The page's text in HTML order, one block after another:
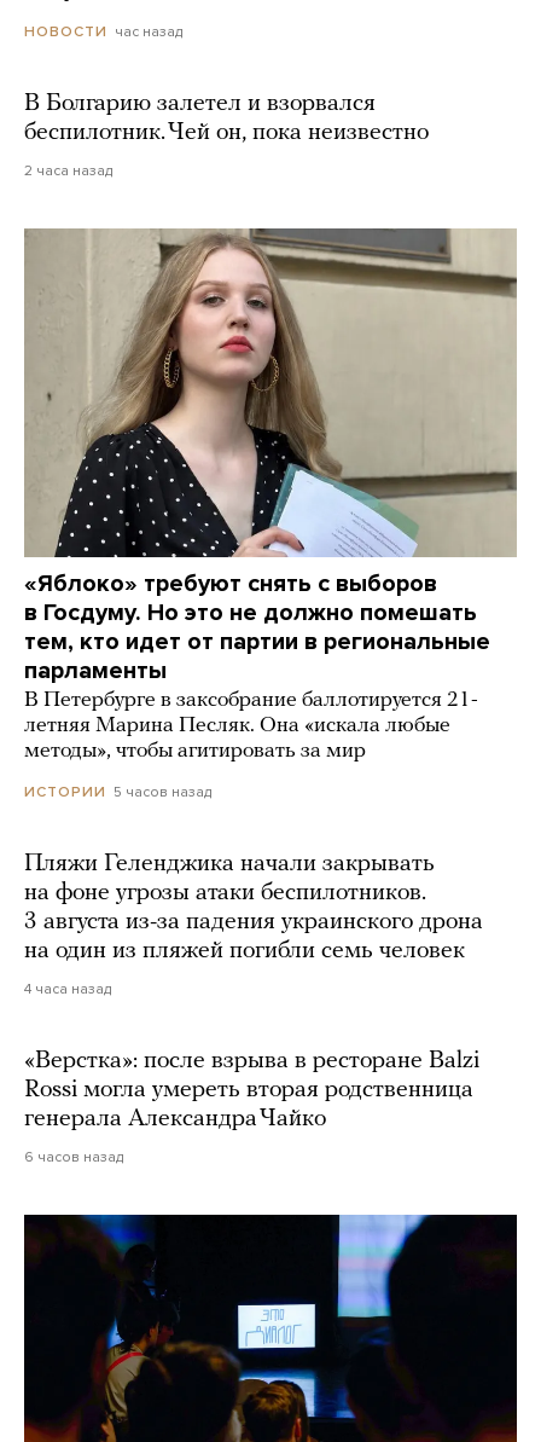
НОВОСТИ час назад
В Болгарию залетел и взорвался
беспилотник. Чей он, пока неизвестно
2 часа назад
«Яблоко» требуют снять с выборов
в Госдуму. Но это не должно помешать
тем, кто идет от партии в региональные
парламенты
В Петербурге в заксобрание баллотируется 21-
летняя Марина Песляк. Она «искала любые
методы», чтобы агитировать за мир
ИСТОРИИ 5 часов назад
Пляжи Геленджика начали закрывать
на фоне угрозы атаки беспилотников.
3 августа из-за падения украинского дрона
на один из пляжей погибли семь человек
4 часа назад
«Верстка»: после взрыва в ресторане Balzi
Rossi могла умереть вторая родственница
генерала Александра Чайко
6 часов назад